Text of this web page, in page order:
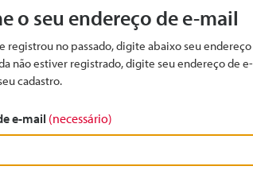
o seu endereço de e-mail
registrou no passado, digite abaixo seu
não estiver registrado, digite seu endereço de
cadastro.
e-mail (necessário)